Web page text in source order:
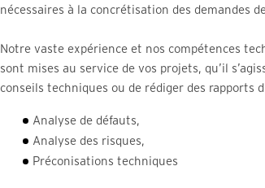
nécessaires à la concrétisation des demandes
Notre vaste expérience et nos compétences
sont mises au service de vos projets, qu’il
conseils techniques ou de rédiger des rapports
Analyse de défauts,
Analyse des risques,
Préconisations techniques